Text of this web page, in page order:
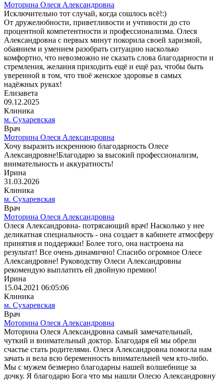
Моторина Олеся Александровна
Исключительно тот случай, когда сошлось всё!:)
От дружелюбности, приветливости и учтивости до сто
процентной компетентности и профессионализма. Олеся
Александровна с первых минут покорила своей харизмой,
обаянием и умением разобрать ситуацию насколько
комфортно, что невозможно не сказать слова благодарности и
стремления, желания приходить ещё и ещё раз, чтобы быть
уверенной в том, что твоё женское здоровье в самых
надёжных руках!
Елизавета
09.12.2025
Клиника
м. Сухаревская
Врач
Моторина Олеся Александровна
Хочу выразить искреннюю благодарность Олесе
Александровне!Благодарю за высокий профессионализм,
внимательность и аккуратность!
Ирина
31.03.2026
Клиника
м. Сухаревская
Врач
Моторина Олеся Александровна
Олеся Александровна- потрясающий врач! Насколько у нее
деликатная специальность - она создает в кабинете атмосферу
принятия и поддержки! Более того, она настроена на
результат! Все очень динамично! Спасибо огромное Олесе
Александровне! Руководству Олеси Александровны
рекомендую выплатить ей двойную премию! ️
Ирина
15.04.2021 06:05:06
Клиника
м. Сухаревская
Врач
Моторина Олеся Александровна
Моторина Олеся Александровна самый замечательный,
чуткий и внимательный доктор. Благодаря ей мы обрели
счастье стать родителями. Олеся Александровна помогла нам
зачать и вела всю беременность внимательней чем кто-либо.
Мы с мужем безмерно благодарны нашей волшебнице за
дочку. Я благодарю Бога что мы нашли Олесю Александровну